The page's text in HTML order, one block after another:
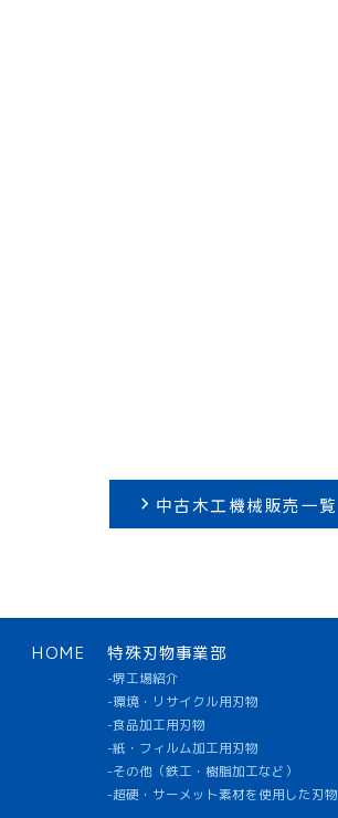
中古木工機械販売一覧
HOME 特殊刃物事業部
-堺工場紹介
-環境・リサイクル用刃物
-食品加工用刃物
-紙・フィルム加工用刃物
-その他（鉄工・樹脂加工など）
-超硬・サーメット素材を使用した刃物